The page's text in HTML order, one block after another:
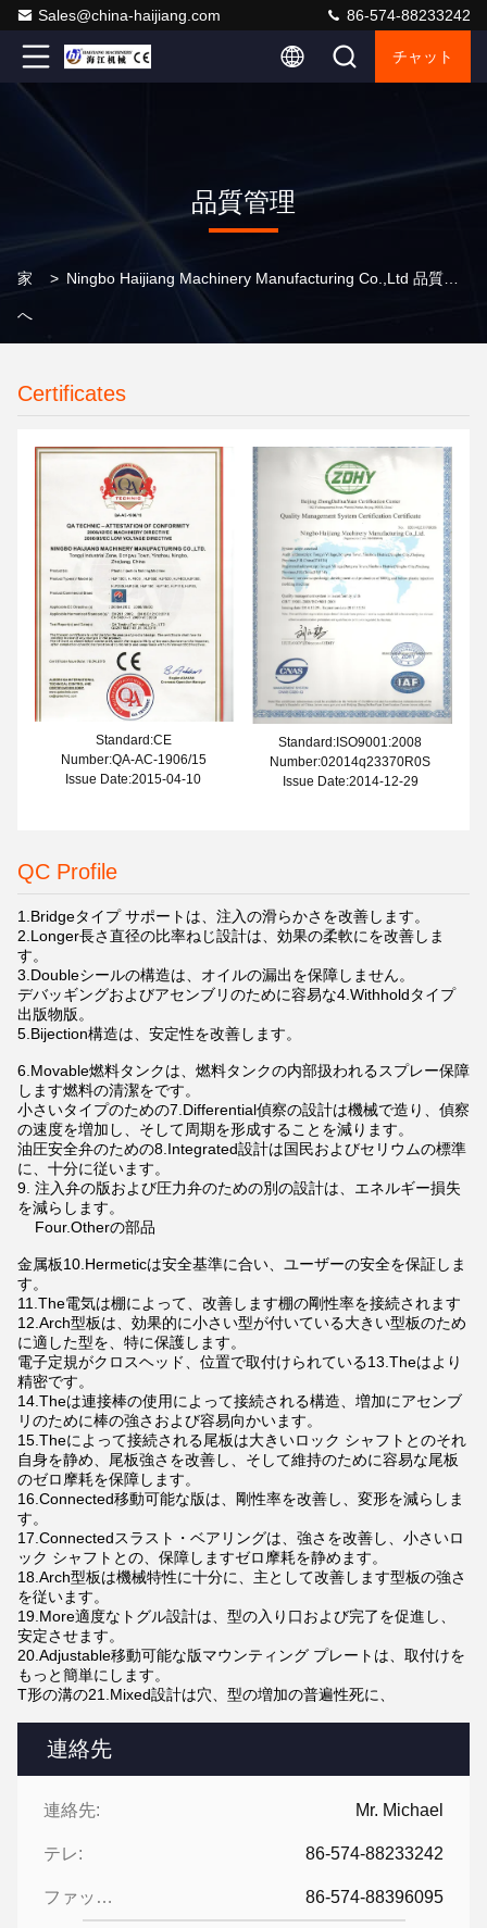
Sales@china-haijiang.com 86-574-88233242
チャット
品質管理
家
へ
> Ningbo Haijiang Machinery Manufacturing Co.,Ltd 品質管理
連絡先
連絡先: Mr. Michael
テレ: 86-574-88233242
ファックス: 86-574-88396095
Certificates
Standard:CE
Number:QA-AC-1906/15
Issue Date:2015-04-10
Standard:ISO9001:2008
Number:02014q23370R0S
Issue Date:2014-12-29
QC Profile
1.Bridgeタイプ サポートは、注入の滑らかさを改善します。
2.Longer長さ直径の比率ねじ設計は、効果の柔軟にを改善しま
す。
3.Doubleシールの構造は、オイルの漏出を保障しません。
デバッギングおよびアセンブリのために容易な4.Withholdタイプ
出版物版。
5.Bijection構造は、安定性を改善します。
6.Movable燃料タンクは、燃料タンクの内部扱われるスプレー保障
します燃料の清潔をです。
小さいタイプのための7.Differential偵察の設計は機械で造り、偵察
の速度を増加し、そして周期を形成することを減ります。
油圧安全弁のための8.Integrated設計は国民およびセリウムの標準
に、十分に従います。
9. 注入弁の版および圧力弁のための別の設計は、エネルギー損失
を減らします。
Four.Otherの部品
金属板10.Hermeticは安全基準に合い、ユーザーの安全を保証しま
す。
11.The電気は棚によって、改善します棚の剛性率を接続されます
12.Arch型板は、効果的に小さい型が付いている大きい型板のため
に適した型を、特に保護します。
電子定規がクロスヘッド、位置で取付けられている13.Theはより
精密です。
14.Theは連接棒の使用によって接続される構造、増加にアセンブ
リのために棒の強さおよび容易向かいます。
15.Theによって接続される尾板は大きいロック シャフトとのそれ
自身を静め、尾板強さを改善し、そして維持のために容易な尾板
のゼロ摩耗を保障します。
16.Connected移動可能な版は、剛性率を改善し、変形を減らしま
す。
17.Connectedスラスト・ベアリングは、強さを改善し、小さいロ
ック シャフトとの、保障しますゼロ摩耗を静めます。
18.Arch型板は機械特性に十分に、主として改善します型板の強さ
を従います。
19.More適度なトグル設計は、型の入り口および完了を促進し、
安定させます。
20.Adjustable移動可能な版マウンティング プレートは、取付けを
もっと簡単にします。
T形の溝の21.Mixed設計は穴、型の増加の普遍性死に、